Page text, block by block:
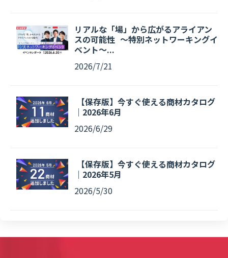
リアルな「場」から広がるアライアン
スの可能性 〜特別ネットワーキングイ
ベント〜...
2026/7/21
【保存版】今すぐ使える商材カタログ
｜2026年6月
2026/6/29
【保存版】今すぐ使える商材カタログ
｜2026年5月
2026/5/30